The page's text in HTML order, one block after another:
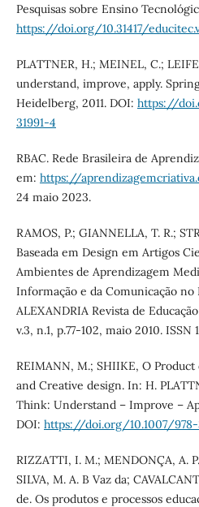
Pesquisas sobre Ensino
https://doi.org/10.31417/
PLATTNER, H.; MEINEL, C.;
understand, improve, apply.
Heidelberg, 2011. DOI: https://
31991-4
RBAC. Rede Brasileira de
em: https://
24 maio 2023.
RAMOS, P.; GIANNELLA, T. R.;
Baseada em Design em Artigos
Ambientes de Aprendizagem
Informação e da Comunicação no
ALEXANDRIA Revista de
v.3, n.1, p.77-102, maio 2010. ISSN
REIMANN, M.; SHIIKE, O
and Creative design. In: H.
Think: Understand – Improve –
DOI: https://doi.org/10.1007/
RIZZATTI, I. M.; MENDONÇA, A.
SILVA, M. A. B Vaz da;
de. Os produtos e processos